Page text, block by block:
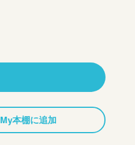
My本棚に追加